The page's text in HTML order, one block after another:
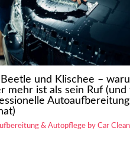
und Klischee –
mehr ist als sein Ruf (und
& Autopflege by Car